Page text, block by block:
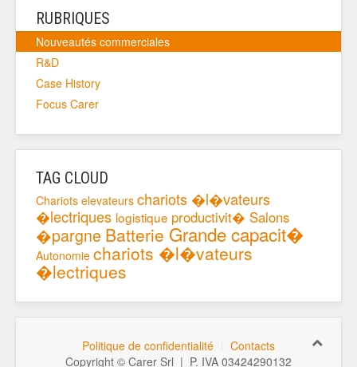
RUBRIQUES
Nouveautés commerciales
R&D
Case History
Focus Carer
TAG CLOUD
Chariots elevateurs chariots �l�vateurs
�lectriques logistique productivit� Salons
�pargne Batterie Grande capacit�
Autonomie chariots �l�vateurs
�lectriques
Politique de confidentialité
Contacts
Copyright © Carer Srl | P. IVA 03424290132